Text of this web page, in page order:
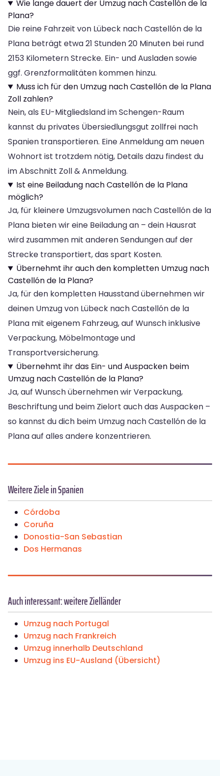
Wie lange dauert der Umzug nach Castellón de la
Plana?
Die reine Fahrzeit von Lübeck nach Castellón de la
Plana beträgt etwa 21 Stunden 20 Minuten bei rund
2153 Kilometern Strecke. Ein- und Ausladen sowie
ggf. Grenzformalitäten kommen hinzu.
Muss ich für den Umzug nach Castellón de la Plana
Zoll zahlen?
Nein, als EU-Mitgliedsland im Schengen-Raum
kannst du privates Übersiedlungsgut zollfrei nach
Spanien transportieren. Eine Anmeldung am neuen
Wohnort ist trotzdem nötig, Details dazu findest du
im Abschnitt Zoll & Anmeldung.
Ist eine Beiladung nach Castellón de la Plana
möglich?
Ja, für kleinere Umzugsvolumen nach Castellón de la
Plana bieten wir eine Beiladung an – dein Hausrat
wird zusammen mit anderen Sendungen auf der
Strecke transportiert, das spart Kosten.
Übernehmt ihr auch den kompletten Umzug nach
Castellón de la Plana?
Ja, für den kompletten Hausstand übernehmen wir
deinen Umzug von Lübeck nach Castellón de la
Plana mit eigenem Fahrzeug, auf Wunsch inklusive
Verpackung, Möbelmontage und
Transportversicherung.
Übernehmt ihr das Ein- und Auspacken beim
Umzug nach Castellón de la Plana?
Ja, auf Wunsch übernehmen wir Verpackung,
Beschriftung und beim Zielort auch das Auspacken –
so kannst du dich beim Umzug nach Castellón de la
Plana auf alles andere konzentrieren.
Weitere Ziele in Spanien
Córdoba
Coruña
Donostia-San Sebastian
Dos Hermanas
Auch interessant: weitere Zielländer
Umzug nach Portugal
Umzug nach Frankreich
Umzug innerhalb Deutschland
Umzug ins EU-Ausland (Übersicht)